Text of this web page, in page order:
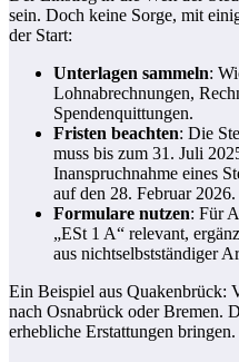
sein. Doch keine Sorge, mit
der Start:
Unterlagen sammeln:
Lohnabrechnungen,
Spendenquittungen.
Fristen beachten: Die
muss bis zum 31. Juli
Inanspruchnahme eines
auf den 28. Februar 2026.
Formulare nutzen: Für
„ESt 1 A“ relevant,
aus nichtselbstständiger
Ein Beispiel aus Quakenbrück:
nach Osnabrück oder Bremen.
erhebliche Erstattungen bringen.